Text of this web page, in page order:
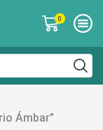
0
Ámbar”